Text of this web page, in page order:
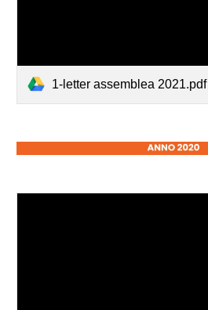
1-letter assemblea 2021.pdf